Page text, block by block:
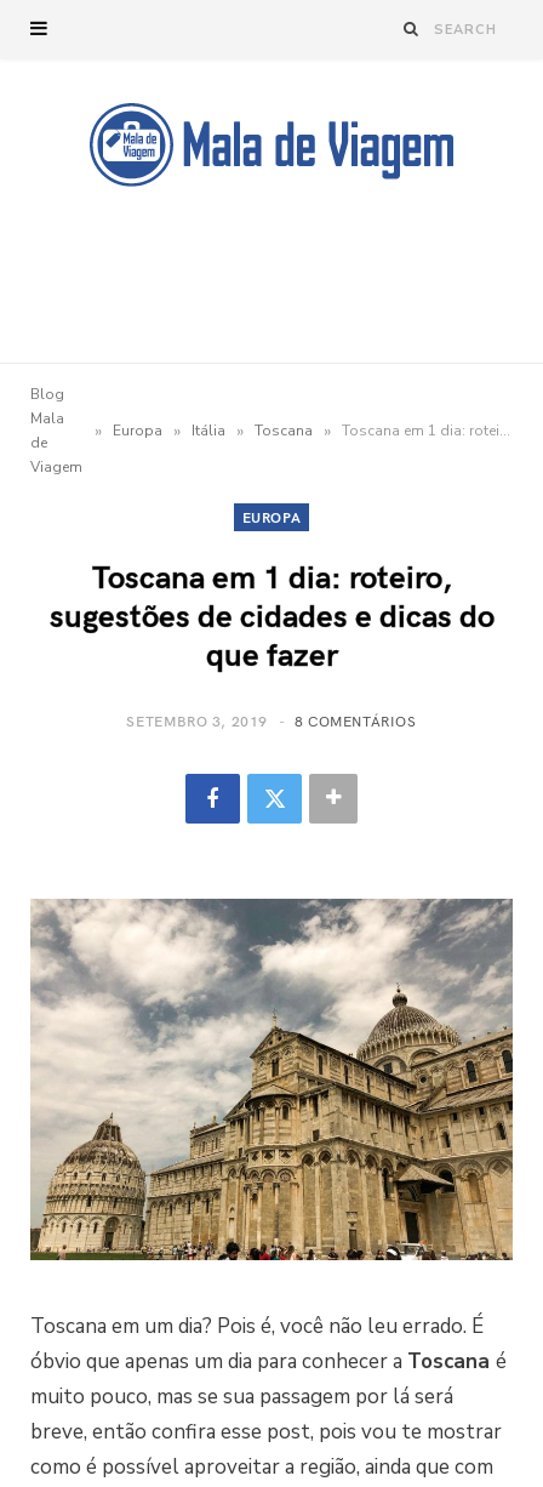
Blog
Mala
de
Viagem
» Europa » Itália » Toscana » Toscana em 1 dia: roteiro, sugestões de cidades e dicas do que fazer
EUROPA
Toscana em 1 dia: roteiro,
sugestões de cidades e dicas do
que fazer
SETEMBRO 3, 2019 8 COMENTÁRIOS
Toscana em um dia? Pois é, você não leu errado. É
óbvio que apenas um dia para conhecer a Toscana é
muito pouco, mas se sua passagem por lá será
breve, então confira esse post, pois vou te mostrar
como é possível aproveitar a região, ainda que com